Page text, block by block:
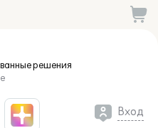
решения
Вход